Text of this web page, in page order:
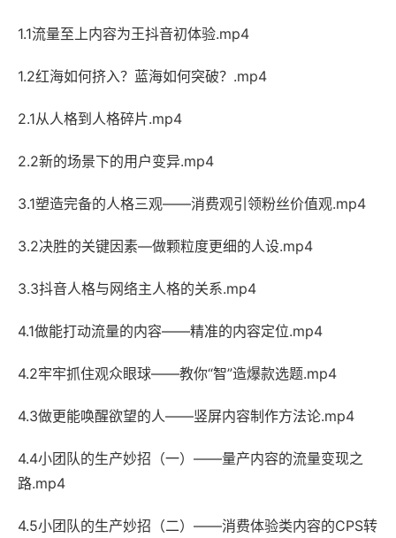
1.1流量至上内容为王抖音初体验.mp4
1.2红海如何挤入？蓝海如何突破？.mp4
2.1从人格到人格碎片.mp4
2.2新的场景下的用户变异.mp4
3.1塑造完备的人格三观——消费观引领粉丝价值观.mp4
3.2决胜的关键因素—做颗粒度更细的人设.mp4
3.3抖音人格与网络主人格的关系.mp4
4.1做能打动流量的内容——精准的内容定位.mp4
4.2牢牢抓住观众眼球——教你“智”造爆款选题.mp4
4.3做更能唤醒欲望的人——竖屏内容制作方法论.mp4
4.4小团队的生产妙招（一）——量产内容的流量变现之
路.mp4
4.5小团队的生产妙招（二）——消费体验类内容的CPS转